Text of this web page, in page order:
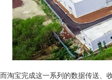
而淘宝完成这一系列的数据传送、